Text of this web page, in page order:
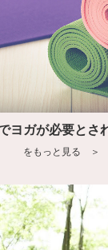
ヨガが必要とさ
をもっと見る ＞